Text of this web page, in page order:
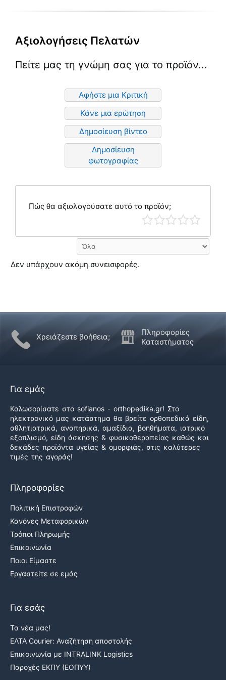
Αξιολογήσεις Πελατών
Πείτε μας τη γνώμη σας για το προϊόν...
Αφήστε μια Κριτική
Κάνε μια ερώτηση
Δημοσίευση βίντεο
Δημοσίευση
φωτογραφίας
Πώς θα αξιολογούσατε αυτό το προϊόν;
Δεν υπάρχουν ακόμη συνεισφορές.
Χρειάζεστε βοήθεια;
Πληροφορίες
Καταστήματος
Για εμάς
Καλωσορίσατε στο sofianos - orthopedika.gr! Στο
ηλεκτρονικό μας κατάστημα θα βρείτε ορθοπεδικά είδη,
αθλητιατρικά, αναπηρικά, αμαξίδια, βοηθήματα, ιατρικό
εξοπλισμό, είδη άσκησης & φυσικοθεραπείας καθώς και
δεκάδες προϊόντα υγείας & ομορφιάς, στις καλύτερες
τιμές της αγοράς!
Πληροφορίες
Πολιτική Επιστροφών
Κανόνες Μεταφορικών
Τρόποι Πληρωμής
Επικοινωνία
Ποιοι Είμαστε
Εργαστείτε σε εμάς
Για εσάς
Τα νέα μας!
ΕΛΤΑ Courier: Αναζήτηση αποστολής
Επικοινωνία με INTRALINK Logistics
Παροχές ΕΚΠΥ (ΕΟΠΥΥ)